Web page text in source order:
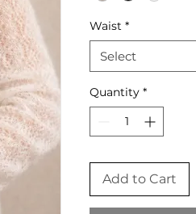
Waist *
Select
Quantity *
Add to Cart